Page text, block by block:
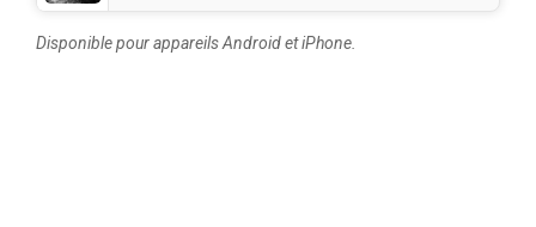
Disponible pour appareils Android et iPhone.